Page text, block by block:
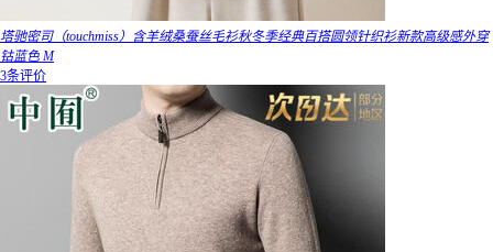
塔驰密司（touchmiss）含羊绒桑蚕丝毛衫秋冬季经典百搭圆领针织衫新款高级感外穿
钴蓝色 M
3条评价